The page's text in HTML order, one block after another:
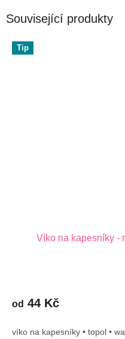
Související produkty
Tip
Víko na kapesníky -
od 44 Kč
víko na kapesníky • topol •